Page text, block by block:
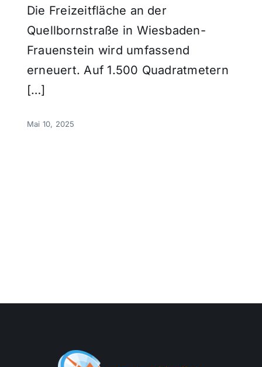
Die Freizeitfläche an der
Quellbornstraße in Wiesbaden-
Frauenstein wird umfassend
erneuert. Auf 1.500 Quadratmetern
[…]
Mai 10, 2025